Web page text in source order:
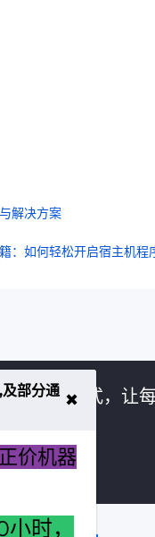
解决方案
：如何轻松开启宿主机程
能” 的方式，让
部分通 ✖
正价机器
小时，